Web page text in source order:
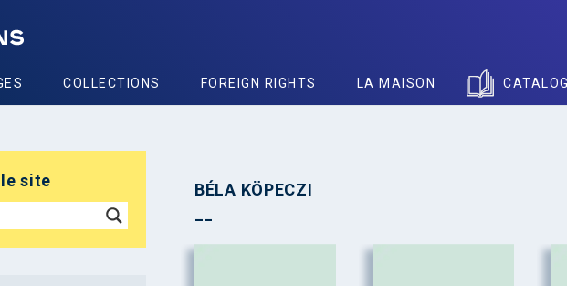
COLLECTIONS FOREIGN RIGHTS LA MAISON
BÉLA KÖPECZI
site